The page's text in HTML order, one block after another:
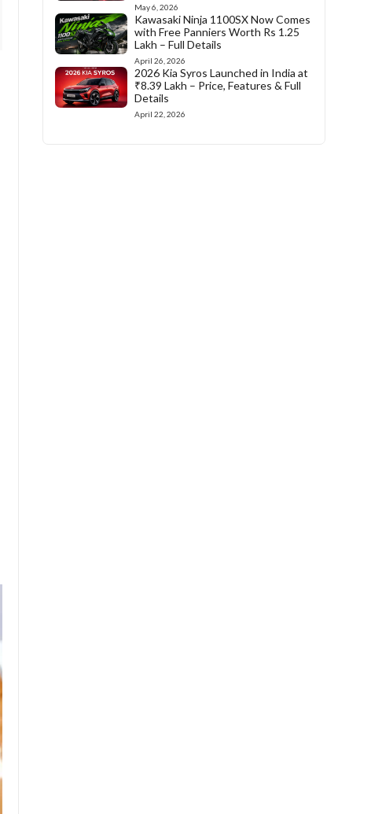
May 6, 2026
Kawasaki Ninja 1100SX Now Comes
with Free Panniers Worth Rs 1.25
Lakh – Full Details
April 26, 2026
2026 Kia Syros Launched in India at
₹8.39 Lakh – Price, Features & Full
Details
April 22, 2026